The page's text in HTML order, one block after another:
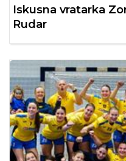
Iskusna vratarka
Rudar